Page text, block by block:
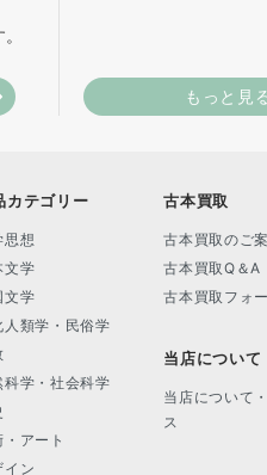
もっと見
カテゴリー
思想
文学
文学
人類学・民俗学
科学・社会科学
・アート
イン
古本買取
古本買取のご
古本買取Q＆A
古本買取フォ
当店について
当店について
ス